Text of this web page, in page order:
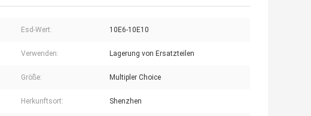
Esd-Wert: 10E6-10E10
Verwenden: Lagerung von Ersatzteilen
Größe: Multipler Choice
Herkunftsort: Shenzhen